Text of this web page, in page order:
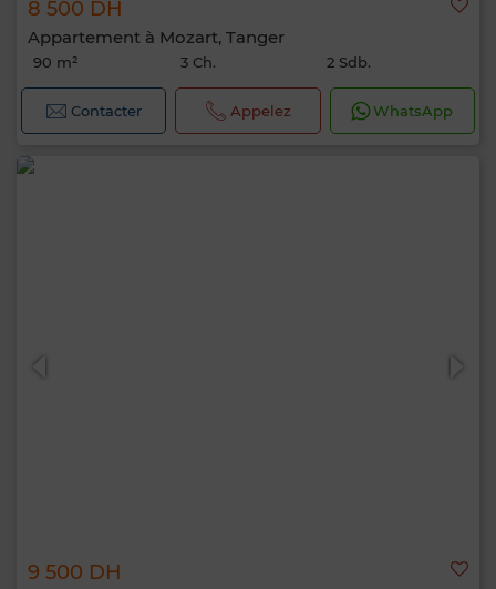
8 500 DH
Appartement à Mozart, Tanger
90 m² 3 Ch. 2 Sdb.
Contacter Appelez WhatsApp
9 500 DH